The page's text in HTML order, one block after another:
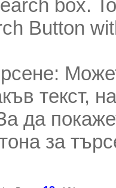
box.
Button
текст,
да
за